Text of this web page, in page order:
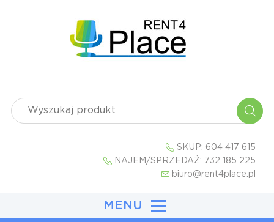
SKUP: 604 417 615
NAJEM/SPRZEDAŻ: 732 185 225
biuro@rent4place.pl
MENU